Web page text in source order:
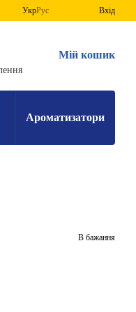
УкрРус Вхід
Мій кошик
Ароматизатори
В бажання